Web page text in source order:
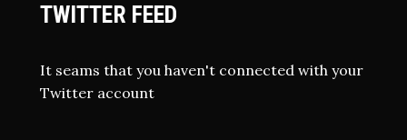
TWITTER FEED
It seams that you haven't connected with your
Twitter account